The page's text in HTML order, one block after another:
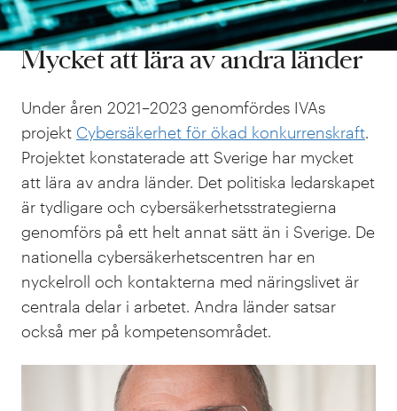
göras, sägerHåkan Buskhe.
Mycket att lära av andra länder
Under åren 2021–2023 genomfördes IVAs
projekt Cybersäkerhet för ökad konkurrenskraft.
Projektet konstaterade att Sverige har mycket
att lära av andra länder. Det politiska ledarskapet
är tydligare och cybersäkerhetsstrategierna
genomförs på ett helt annat sätt än i Sverige. De
nationella cybersäkerhetscentren har en
nyckelroll och kontakterna med näringslivet är
centrala delar i arbetet. Andra länder satsar
också mer på kompetensområdet.